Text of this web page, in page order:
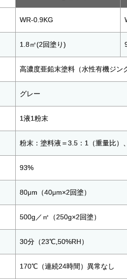
WR-0.9KG
1.8㎡(2回塗り)
高濃度亜鉛末塗料（水性有機ジン
グレー
1液1粉末
粉末：塗料液＝3.5：1（重量比）
93%
80μm（40μm×2回塗）
500g／㎡（250g×2回塗）
30分（23℃,50%RH）
170℃（連続24時間）異常なし